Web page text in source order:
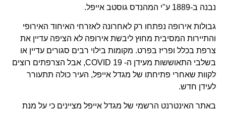
נבנה ב-1889 ע"י המהנדס גוסטב אייפל.
גבולות אירופה נפתחו רק לאחרונה לאזרחי האיחוד האירופי
והתיירות המסיבית מחוץ ליבשת אירופה לא הציפה עדיין את
צרפת בכלל ופריז בפרט. מקומות בילוי רבים סגורים עדיין או
בשלבי התאוששות מעידן ה- 19 COVID, אבל הצרפתים רוצים
לקוות שאחרי פתיחתו של מגדל אייפל, העיר כולה תתעורר
לעידן חדש.
באתר האינטרנט הרשמי של מגדל אייפל מציינים כי על מנת